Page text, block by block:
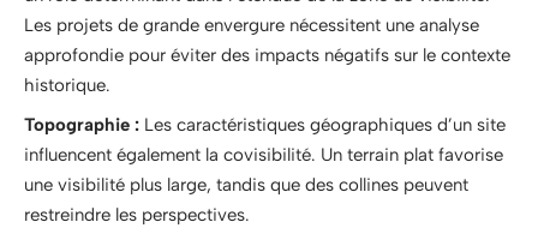
Les projets de grande envergure nécessitent une analyse
approfondie pour éviter des impacts négatifs sur le contexte
historique.
Topographie : Les caractéristiques géographiques d’un site
influencent également la covisibilité. Un terrain plat favorise
une visibilité plus large, tandis que des collines peuvent
restreindre les perspectives.